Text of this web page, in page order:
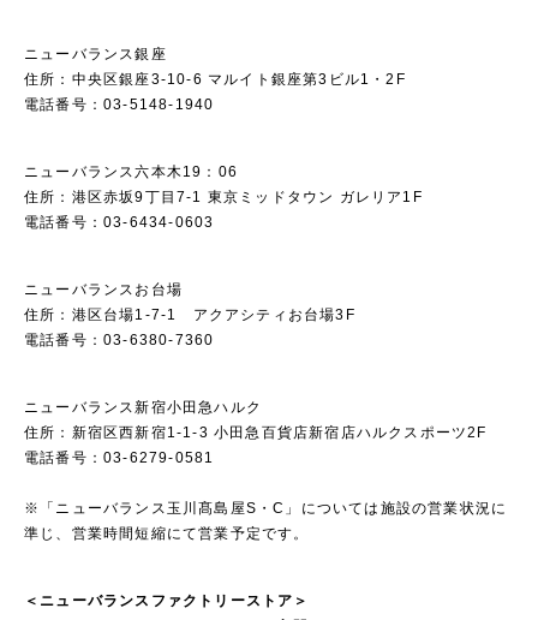
ニューバランス銀座
住所：中央区銀座3-10-6 マルイト銀座第3ビル1・2F
電話番号：03-5148-1940
ニューバランス六本木19：06
住所：港区赤坂9丁目7-1 東京ミッドタウン ガレリア1F
電話番号：03-6434-0603
ニューバランスお台場
住所：港区台場1-7-1 アクアシティお台場3F
電話番号：03-6380-7360
ニューバランス新宿小田急ハルク
住所：新宿区西新宿1-1-3 小田急百貨店新宿店ハルクスポーツ2F
電話番号：03-6279-0581
※「ニューバランス玉川髙島屋S・C」については施設の営業状況に
準じ、営業時間短縮にて営業予定です。
＜ニューバランスファクトリーストア＞